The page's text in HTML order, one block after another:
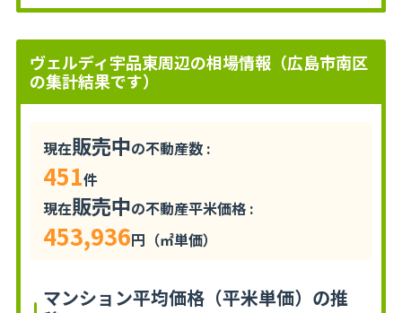
ヴェルディ宇品東周辺の相場情報（広島市南区
の集計結果です）
現在販売中の不動産数 :
451件
現在販売中の不動産平米価格 :
453,936円（㎡単価）
マンション平均価格（平米単価）の推